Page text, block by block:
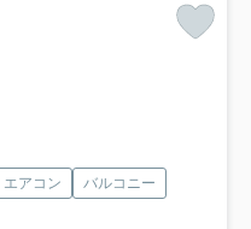
エアコン
バルコニー